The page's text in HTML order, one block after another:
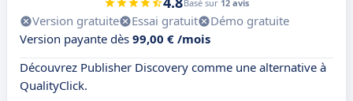
Basé sur 12 avis
Version gratuite Essai gratuit
Démo gratuite
Version payante dès 99,00 € /mois
Découvrez Publisher Discovery comme une alternative à
QualityClick.